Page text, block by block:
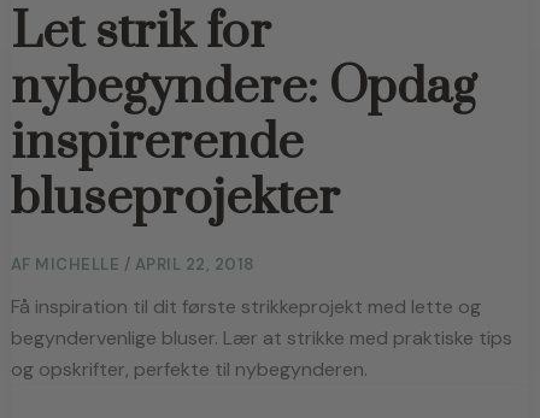
Let strik for
nybegyndere: Opdag
inspirerende
bluseprojekter
AF MICHELLE / APRIL 22, 2018
Få inspiration til dit første strikkeprojekt med lette og
begyndervenlige bluser. Lær at strikke med praktiske tips
og opskrifter, perfekte til nybegynderen.